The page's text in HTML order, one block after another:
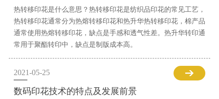
热转移印花是什么意思？热转移印花是纺织品印花的常见工艺，
热转移印花通常分为热熔转移印花和热升华热转移印花，棉产品
通常使用热熔转移印花，缺点是手感和透气性差。热升华转印通
常用于聚酯转印中，缺点是制版成本高。
2021-05-25
数码印花技术的特点及发展前景